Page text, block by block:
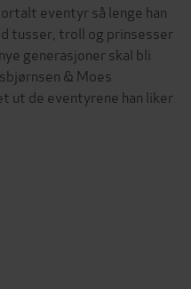
eventyr så lenge han
tusser, troll og prinsesser
generasjoner skal bli
& Moes
ut de eventyrene han liker